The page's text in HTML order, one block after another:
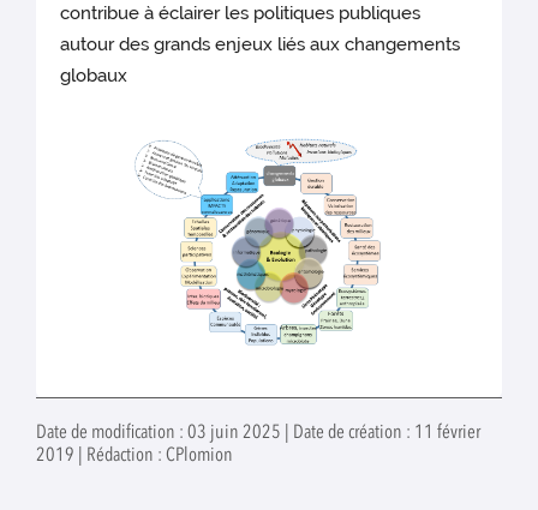
contribue à éclairer les politiques publiques
autour des grands enjeux liés aux changements
globaux
Date de modification : 03 juin 2025 | Date de création : 11 février
2019 | Rédaction : CPlomion